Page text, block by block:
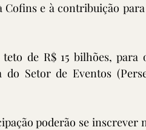
Cofins e à contribuição
teto de R$ 15 bilhões, para
Setor de Eventos
poderão se inscrever